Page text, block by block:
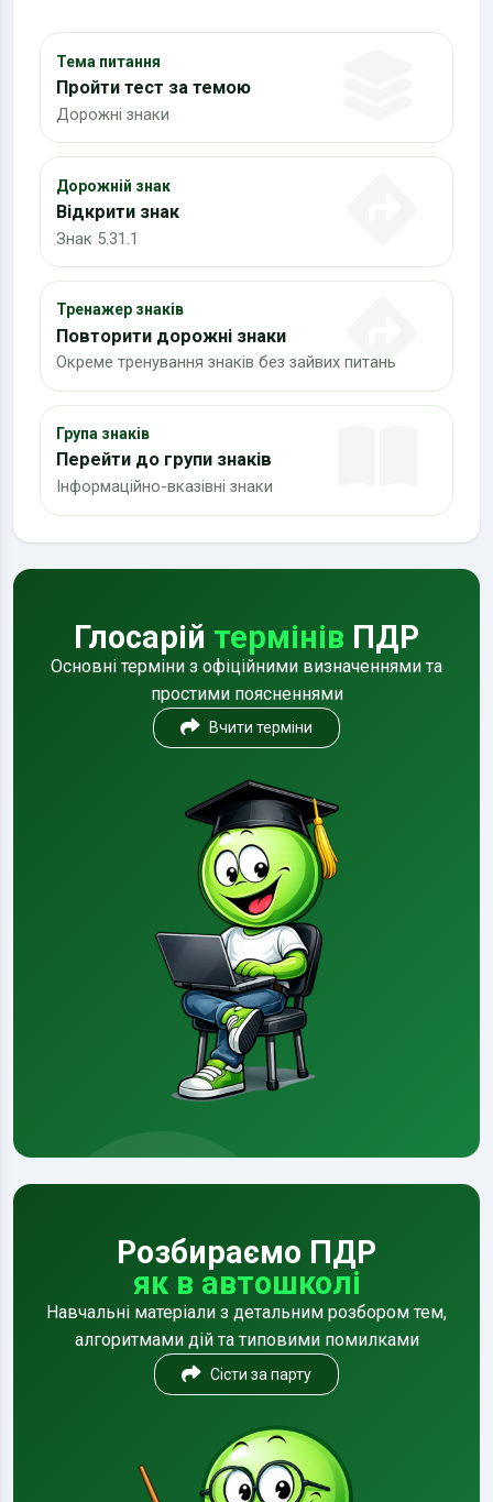
Тема питання
Пройти тест за темою
Дорожні знаки
Дорожній знак
Відкрити знак
Знак 5.31.1
Тренажер знаків
Повторити дорожні знаки
Окреме тренування знаків без зайвих питань
Група знаків
Перейти до групи знаків
Інформаційно-вказівні знаки
Глосарій термінів ПДР
Основні терміни з офіційними визначеннями та
простими поясненнями
Вчити терміни
Розбираємо ПДР
як в автошколі
Навчальні матеріали з детальним розбором тем,
алгоритмами дій та типовими помилками
Сісти за парту